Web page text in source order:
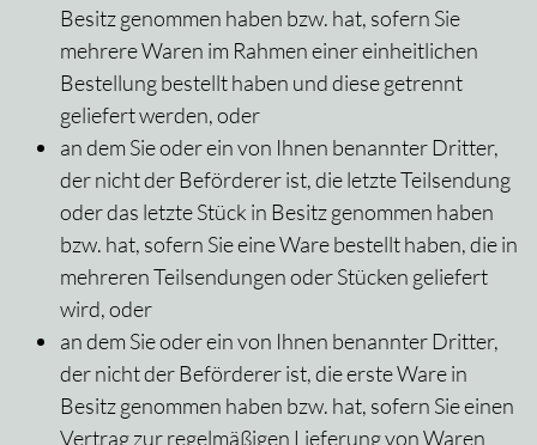
Besitz genommen haben bzw. hat, sofern Sie
mehrere Waren im Rahmen einer einheitlichen
Bestellung bestellt haben und diese getrennt
geliefert werden, oder
an dem Sie oder ein von Ihnen benannter Dritter,
der nicht der Beförderer ist, die letzte Teilsendung
oder das letzte Stück in Besitz genommen haben
bzw. hat, sofern Sie eine Ware bestellt haben, die in
mehreren Teilsendungen oder Stücken geliefert
wird, oder
an dem Sie oder ein von Ihnen benannter Dritter,
der nicht der Beförderer ist, die erste Ware in
Besitz genommen haben bzw. hat, sofern Sie einen
Vertrag zur regelmäßigen Lieferung von Waren